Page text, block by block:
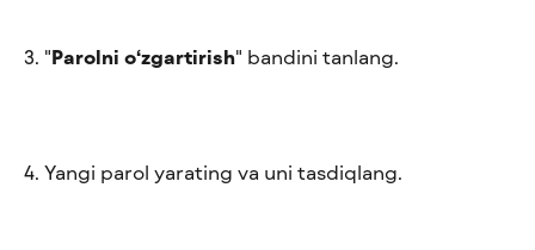
3. "Parolni o‘zgartirish" bandini tanlang.
4. Yangi parol yarating va uni tasdiqlang.